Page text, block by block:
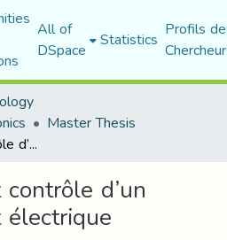
All of
DSpace Statistics Profils
Master Thesis
Modélisation et contrôle d’un fauteuil roulant électrique
d’un